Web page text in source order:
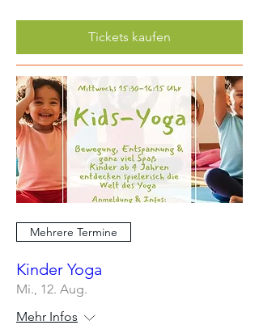
Tickets kaufen
Mehrere Termine
Kinder Yoga
Mi., 12. Aug.
Mehr Infos